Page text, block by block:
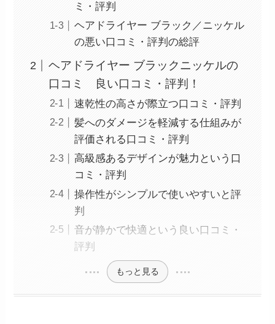
ミ・評判
ヘアドライヤー ブラック／ニッケル
の悪い口コミ・評判の総評
ヘアドライヤー ブラックニッケルの
口コミ 良い口コミ・評判！
速乾性の高さが際立つ口コミ・評判
髪へのダメージを軽減する仕組みが
評価される口コミ・評判
高級感あるデザインが魅力という口
コミ・評判
操作性がシンプルで使いやすいと評
判
音が静かで快適という良い口コミ・
評判
もっと見る